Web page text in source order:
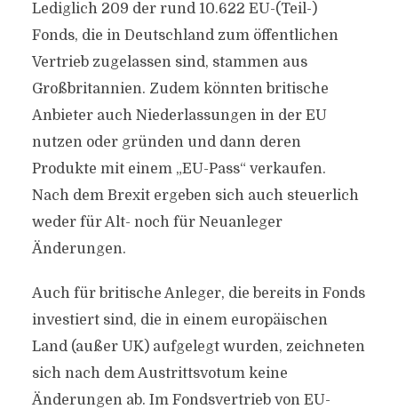
Lediglich 209 der rund 10.622 EU-(Teil-)
Fonds, die in Deutschland zum öffentlichen
Vertrieb zugelassen sind, stammen aus
Großbritannien. Zudem könnten britische
Anbieter auch Niederlassungen in der EU
nutzen oder gründen und dann deren
Produkte mit einem „EU-Pass“ verkaufen.
Nach dem Brexit ergeben sich auch steuerlich
weder für Alt- noch für Neuanleger
Änderungen.
Auch für britische Anleger, die bereits in Fonds
investiert sind, die in einem europäischen
Land (außer UK) aufgelegt wurden, zeichneten
sich nach dem Austrittsvotum keine
Änderungen ab. Im Fondsvertrieb von EU-